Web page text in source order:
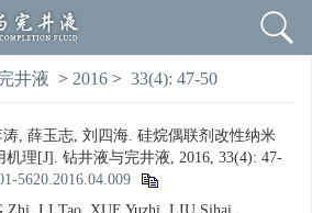
井液 > 2016 > 33(4): 47-50
, 薛玉志, 刘四海. 硅烷偶联剂改性纳米
理[J]. 钻井液与完井液, 2016, 33(4): 47-
5620.2016.04.009